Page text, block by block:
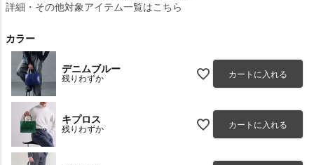
詳細・その他対象アイテム一覧はこちら
カラー
デニムブルー
残りわずか カートに入れる
キプロス
残りわずか カートに入れる